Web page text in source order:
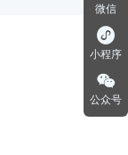
微信
小程序
公众号